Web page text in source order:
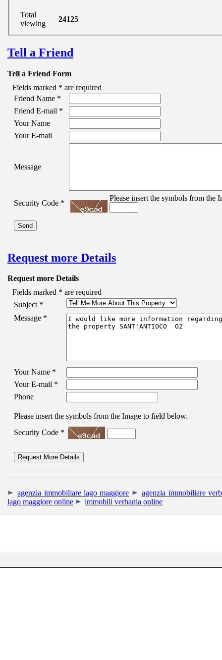
Total
viewing
24125
Tell a Friend
Tell a Friend Form
Fields marked * are required
Friend Name *
Friend E-mail *
Your Name
Your E-mail
Message
Security Code *
Please insert the symbols from the
Request more Details
Request more Details
Fields marked * are required
Subject *
Message *
Your Name *
Your E-mail *
Phone
Please insert the symbols from the Image to field below.
Security Code *
agenzia immobiliare lago maggiore
agenzia immobiliare
lago maggiore online
immobili verbania online